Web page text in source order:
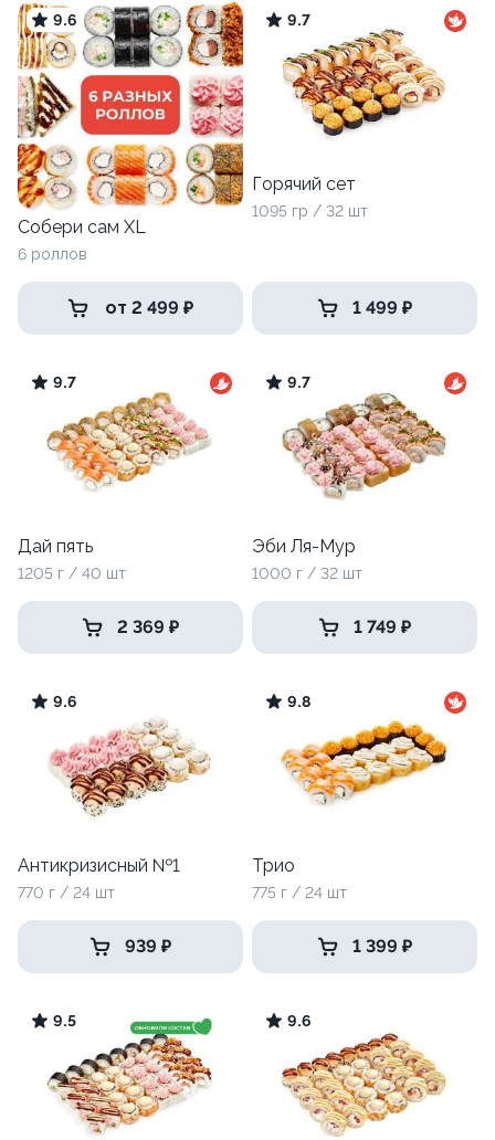
9.6
Собери сам XL
6 роллов
от 2 499 ₽
9.7
Горячий сет
1095 гр / 32 шт
1 499 ₽
9.7
Дай пять
1205 г / 40 шт
2 369 ₽
9.7
Эби Ля-Мур
1000 г / 32 шт
1 749 ₽
9.6
Антикризисный №1
770 г / 24 шт
939 ₽
9.8
Трио
775 г / 24 шт
1 399 ₽
9.5 9.6